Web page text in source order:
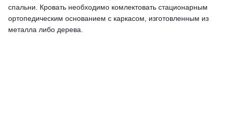
спальни. Кровать необходимо комлектовать стационарным
ортопедическим основанием с каркасом, изготовленным из
металла либо дерева.